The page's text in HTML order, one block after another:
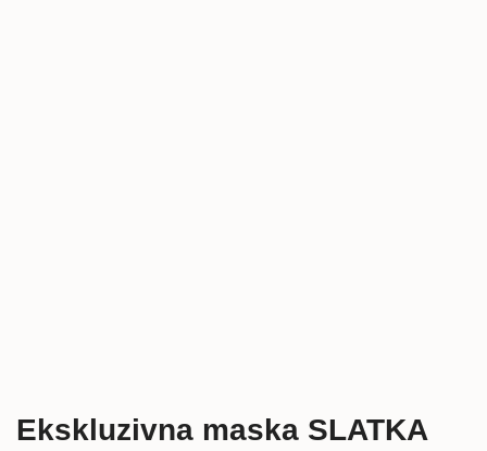
Ekskluzivna maska SLATKA